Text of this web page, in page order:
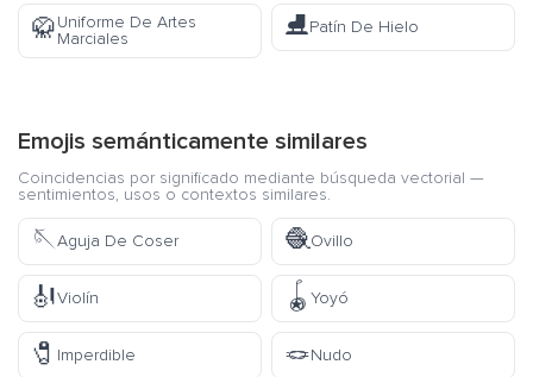
🥋Uniforme De Artes
Marciales
⛸️Patín De Hielo
Emojis semánticamente similares
Coincidencias por significado mediante búsqueda vectorial —
sentimientos, usos o contextos similares.
🪡Aguja De Coser 🧶Ovillo
🎻Violín 🪀 Yoyó
🧷 Imperdible 🪢Nudo